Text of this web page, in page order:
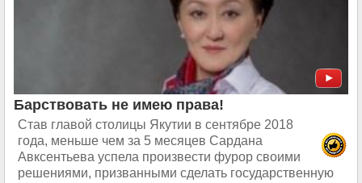
Барствовать не имею права!
Став главой столицы Якутии в сентябре 2018
года, меньше чем за 5 месяцев Сардана
Авксентьева успела произвести фурор своими
решениями, призванными сделать государственную